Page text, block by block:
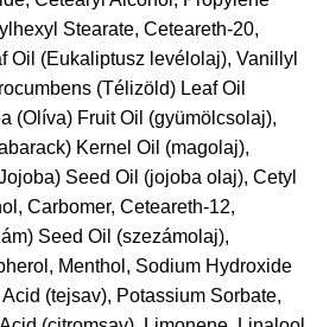
Stearate, Ceteareth-20,
Oil (Eukaliptusz levélolaj), Vanillyl
(Télizöld) Leaf Oil
(Olíva) Fruit Oil (gyümölcsolaj),
Kernel Oil (magolaj),
Seed Oil (jojoba olaj), Cetyl
Carbomer, Ceteareth-12,
Seed Oil (szezámolaj),
Menthol, Sodium Hydroxide
(tejsav), Potassium Sorbate,